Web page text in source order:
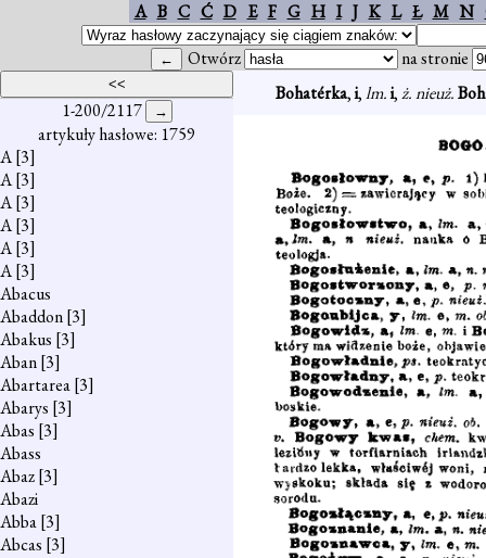
A B C Ć D E F G H I J K L Ł M N
Otwórz na stronie
1-200/2117
artykuły hasłowe: 1759
A[3]
A[3]
A[3]
A[3]
A[3]
A[3]
Abacus
Abaddon[3]
Abakus [3]
Aban[3]
Abartarea[3]
Abarys [3]
Abas [3]
Abass
Abaz[3]
Abazi
Abba[3]
Abcas [3]
Bohatérka,i,lm.i,ż. nieuż.